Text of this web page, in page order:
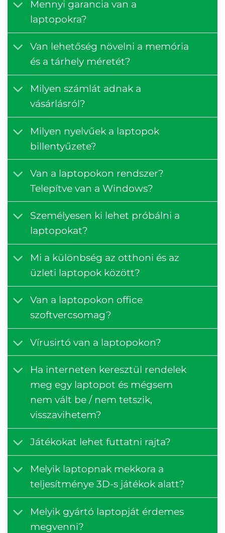
Mennyi garancia van a
laptopokra?
Van lehetőség növelni a memória
és a tárhely méretét?
Milyen számlát adnak a
vásárlásról?
Milyen nyelvűek a laptopok
billentyűzete?
Van a laptopokon rendszer?
Telepítve van a Windows?
Személyesen ki lehet próbálni a
laptopokat?
Mi a különbség az otthoni és az
üzleti laptopok között?
Van a laptopokon office
szoftvercsomag?
Vírusirtó van a laptopokon?
Ha interneten keresztül rendelek
meg egy laptopot és mégsem
nem vált be / nem tetszik,
visszavihetem?
Játékokat lehet futtatni rajta?
Melyik laptopnak mekkora a
teljesítménye 3D-s játékok alatt?
Melyik gyártó laptopját érdemes
megvenni?